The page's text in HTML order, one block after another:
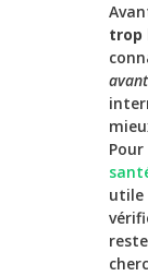
trop
utile